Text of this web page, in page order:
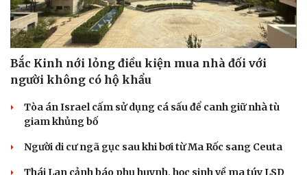
Bắc Kinh nới lỏng điều kiện mua nhà đối với
người không có hộ khẩu
Tòa án Israel cấm sử dụng cá sấu để canh giữ nhà tù
giam khủng bố
Người di cư ngã gục sau khi bơi từ Ma Rốc sang Ceuta
Thái Lan cảnh báo phụ huynh, học sinh về ma túy LSD